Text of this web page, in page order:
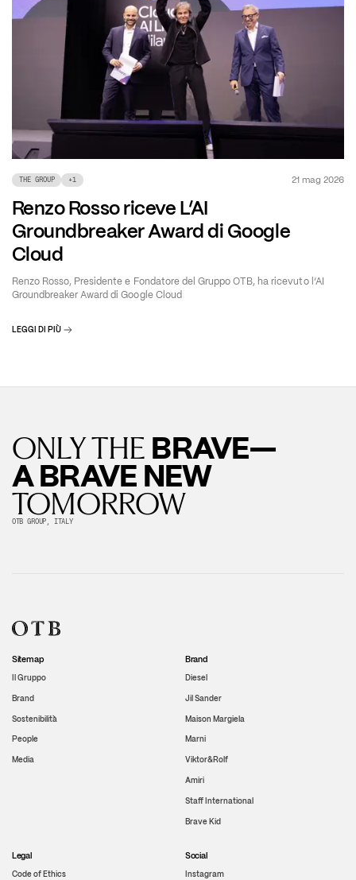
THE GROUP +1 21 mag 2026
Renzo Rosso riceve L’AI
Groundbreaker Award di Google
Cloud
Renzo Rosso, Presidente e Fondatore del Gruppo OTB, ha ricevuto l’AI
Groundbreaker Award di Google Cloud
LEGGI DI PIÙ
ONLY THE BRAVE—
A BRAVE NEW
TOMORROW
OTB GROUP, ITALY
Sitemap
Il Gruppo
Brand
Sostenibilità
People
Media
Brand
Diesel
Jil Sander
Maison Margiela
Marni
Viktor&Rolf
Amiri
Staff International
Brave Kid
Legal
Code of Ethics
Social
Instagram